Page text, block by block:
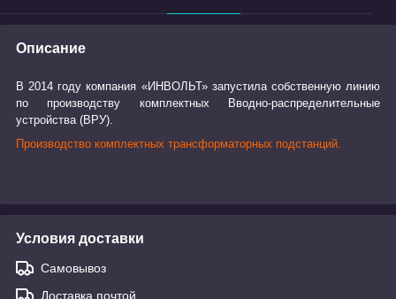
Описание
В 2014 году компания «ИНВОЛЬТ» запустила собственную линию
по производству комплектных
Вводно-распределительные
устройства (ВРУ).
Производство комплектных трансформаторных подстанций.
Условия доставки
Самовывоз
Доставка почтой